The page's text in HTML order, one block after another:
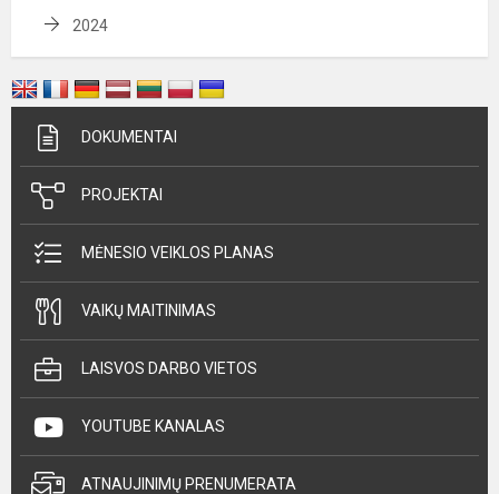
2024
DOKUMENTAI
PROJEKTAI
MĖNESIO VEIKLOS PLANAS
VAIKŲ MAITINIMAS
LAISVOS DARBO VIETOS
YOUTUBE KANALAS
ATNAUJINIMŲ PRENUMERATA